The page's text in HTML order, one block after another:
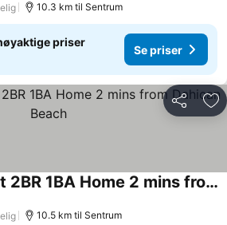
10.3 km til Sentrum
priser
Se priser
Del
Cozy and Elegant 2BR 1BA Home 2 mins from Dahican Beach
10.5 km til Sentrum